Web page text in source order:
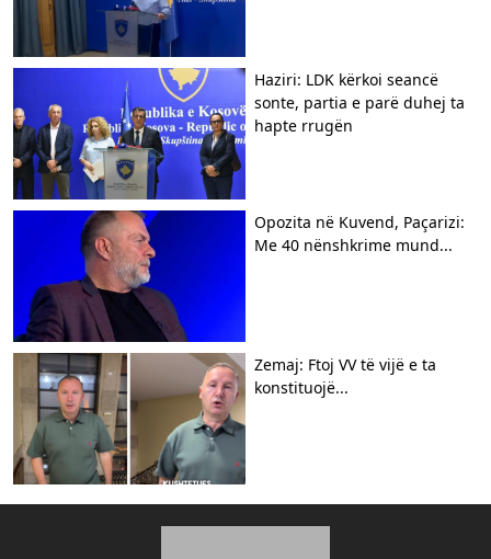
Haziri: LDK kërkoi seancë
sonte, partia e parë duhej ta
hapte rrugën
Opozita në Kuvend, Paçarizi:
Me 40 nënshkrime mund...
Zemaj: Ftoj VV të vijë e ta
konstituojë...